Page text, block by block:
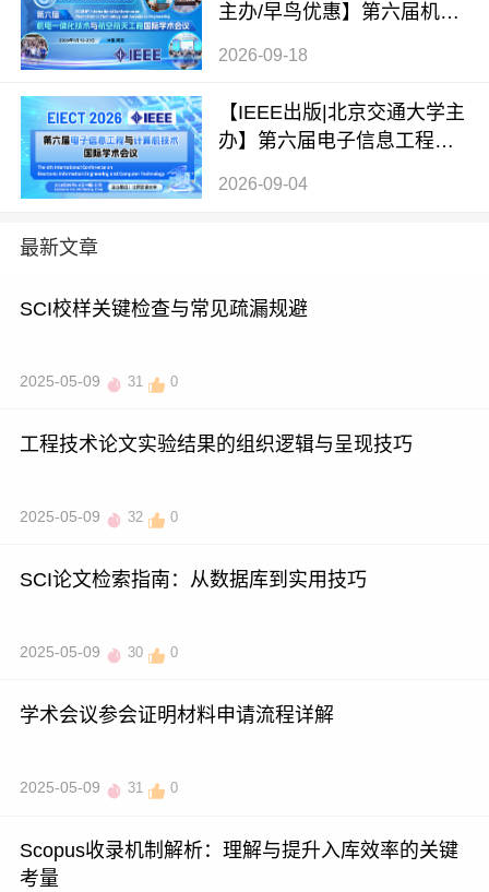
主办/早鸟优惠】第六届机电
6）
2026-09-18
【IEEE出版|北京交通大学主
办】第六届电子信息工程与
2026-09-04
最新文章
SCI校样关键检查与常见疏漏规避
2025-05-09 31 0
工程技术论文实验结果的组织逻辑与呈现技巧
2025-05-09 32 0
SCI论文检索指南：从数据库到实用技巧
2025-05-09 30 0
学术会议参会证明材料申请流程详解
2025-05-09 31 0
Scopus收录机制解析：理解与提升入库效率的关键
考量